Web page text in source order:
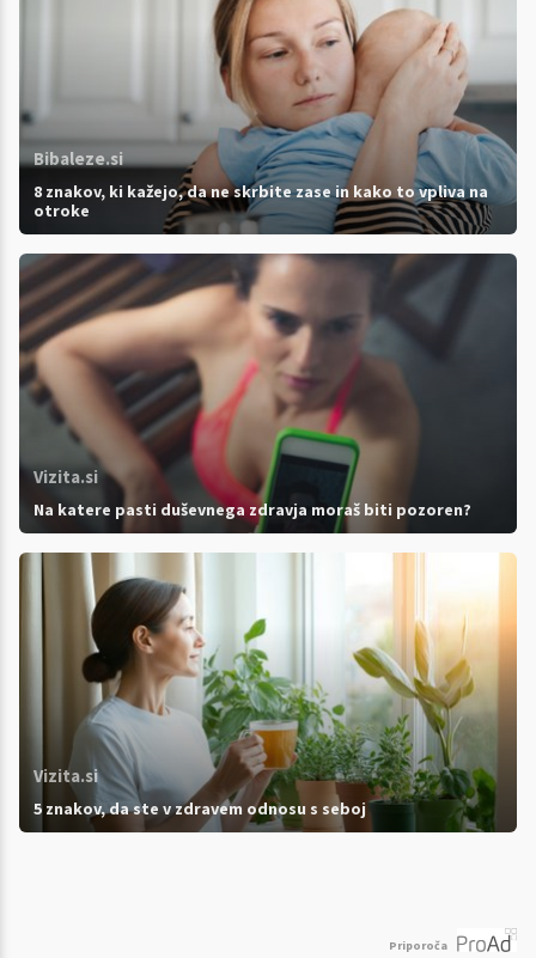
Bibaleze.si
8 znakov, ki kažejo, da ne skrbite zase in kako to vpliva na
otroke
Vizita.si
Na katere pasti duševnega zdravja moraš biti pozoren?
Vizita.si
5 znakov, da ste v zdravem odnosu s seboj
Priporoča